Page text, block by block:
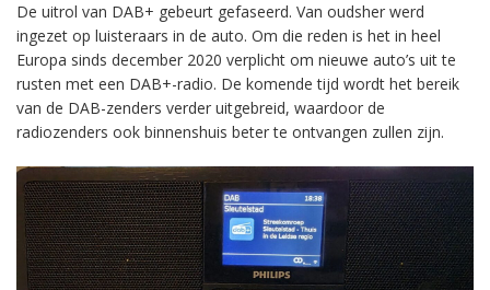
De uitrol van DAB+ gebeurt gefaseerd. Van oudsher werd
ingezet op luisteraars in de auto. Om die reden is het in heel
Europa sinds december 2020 verplicht om nieuwe auto’s uit te
rusten met een DAB+-radio. De komende tijd wordt het bereik
van de DAB-zenders verder uitgebreid, waardoor de
radiozenders ook binnenshuis beter te ontvangen zullen zijn.